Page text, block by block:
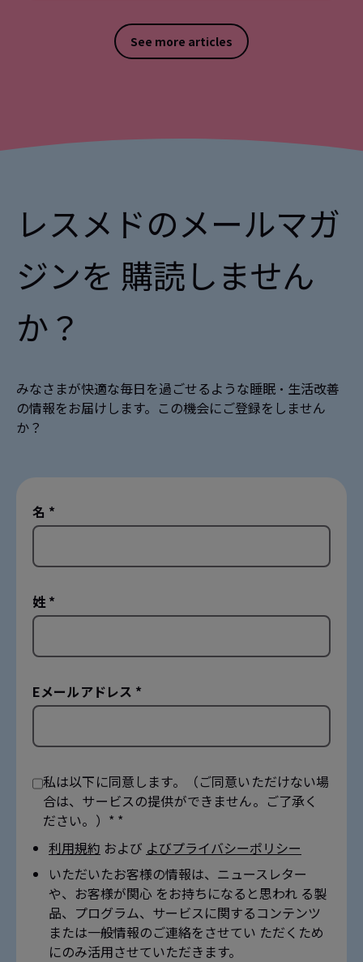
See more articles
レスメドのメールマガ
ジンを 購読しません
か？
みなさまが快適な毎日を過ごせるような睡眠・生活改善
の情報をお届けします。この機会にご登録をしません
か？
名 *
姓 *
Eメールアドレス *
私は以下に同意します。（ご同意いただけない場
合は、サービスの提供ができません。ご了承く
ださい。）* *
利用規約 および よびプライバシーポリシー
いただいたお客様の情報は、ニュースレター
や、お客様が関心 をお持ちになると思われ る製
品、プログラム、サービスに関するコンテンツ
または一般情報のご連絡をさせてい ただくため
にのみ活用させていただきます。